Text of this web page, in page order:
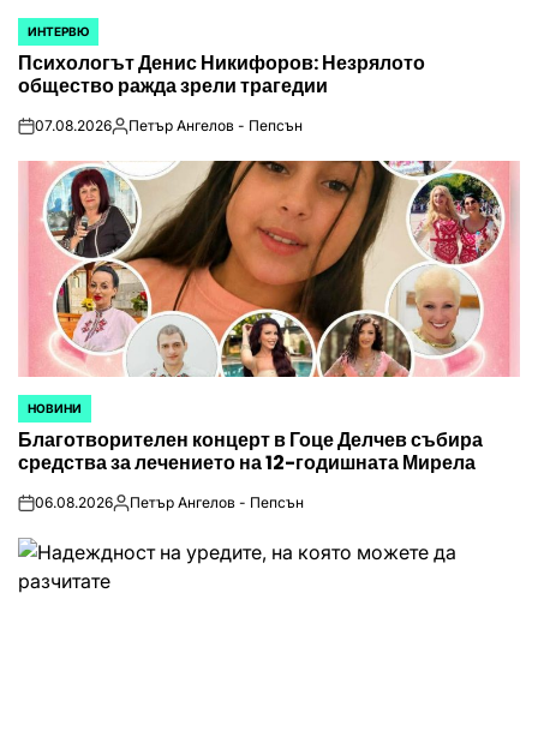
POSTED
IN
ИНТЕРВЮ
Психологът Денис Никифоров: Незрялото
общество ражда зрели трагедии
on07.08.2026PostedПетър Ангелов - Пепсън
POSTED
IN
НОВИНИ
Благотворителен концерт в Гоце Делчев събира
средства за лечението на 12-годишната Мирела
on06.08.2026PostedПетър Ангелов - Пепсън